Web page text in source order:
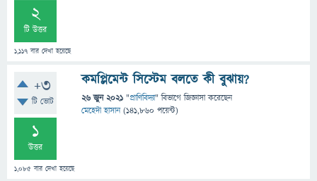
2
টি উত্তর
1,117 বার দেখা হয়েছে
+3
টি ভোট
1
উত্তর
1,085 বার দেখা হয়েছে
কমপ্লিমেন্ট সিস্টেম বলতে কী বুঝায়?
26 জুন 2021 "প্রাণিবিদ্যা" বিভাগে জিজ্ঞাসাকরেছেন
মেহেদী হাসান (141,860 পয়েন্ট)